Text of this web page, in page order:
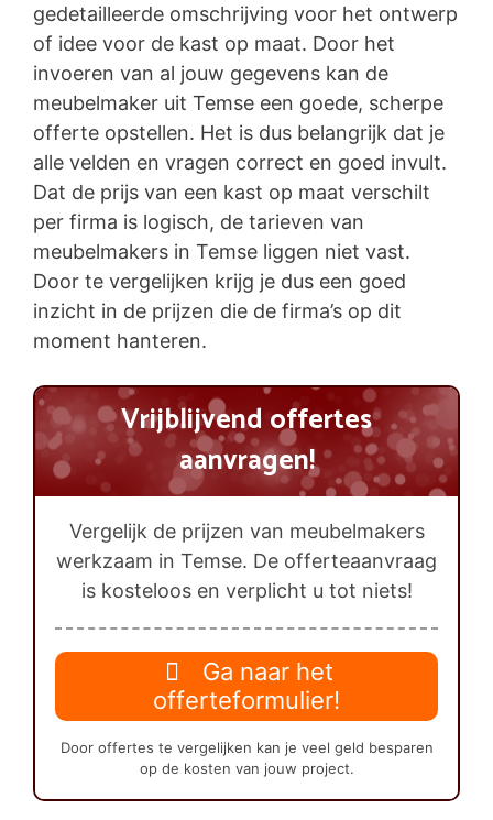
gedetailleerde omschrijving voor het ontwerp
of idee voor de kast op maat. Door het
invoeren van al jouw gegevens kan de
meubelmaker uit Temse een goede, scherpe
offerte opstellen. Het is dus belangrijk dat je
alle velden en vragen correct en goed invult.
Dat de prijs van een kast op maat verschilt
per firma is logisch, de tarieven van
meubelmakers in Temse liggen niet vast.
Door te vergelijken krijg je dus een goed
inzicht in de prijzen die de firma’s op dit
moment hanteren.
Vrijblijvend offertes
aanvragen!
Vergelijk de prijzen van meubelmakers
werkzaam in Temse. De offerteaanvraag
is kosteloos en verplicht u tot niets!
Ga naar het
offerteformulier!
Door offertes te vergelijken kan je veel geld besparen
op de kosten van jouw project.